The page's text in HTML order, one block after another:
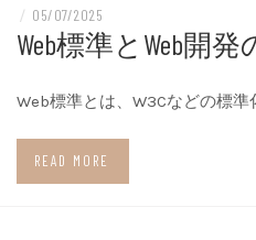
/ 05/07/2025
Web標準とWeb開
Web標準とは、W3Cなどの標
READ MORE